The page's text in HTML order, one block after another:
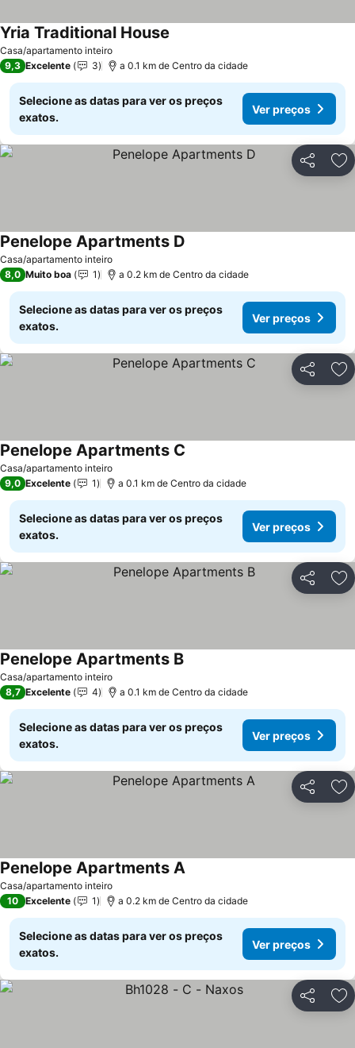
Casa/apartamento inteiro
Yria Traditional House
9,3 Excelente 3 a 0.1 km de Centro da cidade
Selecione as datas para ver os preços
exatos.
Ver preços
Partilhar
Casa/apartamento inteiro
Penelope Apartments D
8,0 Muito boa 1 a 0.2 km de Centro da cidade
Selecione as datas para ver os preços
exatos.
Ver preços
Partilhar
Casa/apartamento inteiro
Penelope Apartments C
9,0 Excelente 1 a 0.1 km de Centro da cidade
Selecione as datas para ver os preços
exatos.
Ver preços
Partilhar
Casa/apartamento inteiro
Penelope Apartments B
8,7 Excelente 4 a 0.1 km de Centro da cidade
Selecione as datas para ver os preços
exatos.
Ver preços
Partilhar
Casa/apartamento inteiro
Penelope Apartments A
10 Excelente 1 a 0.2 km de Centro da cidade
Selecione as datas para ver os preços
exatos.
Ver preços
Partilhar